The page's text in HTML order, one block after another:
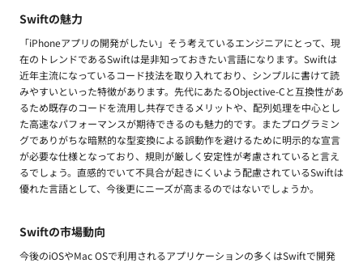
Swiftの魅力
「iPhoneアプリの開発がしたい」そう考えているエンジニアにとって、現
在のトレンドであるSwiftは是非知っておきたい言語になります。Swiftは
近年主流になっているコード技法を取り入れており、シンプルに書けて読
みやすいといった特徴があります。先代にあたるObjective-Cと互換性があ
るため既存のコードを流用し共存できるメリットや、配列処理を中心とし
た高速なパフォーマンスが期待できるのも魅力的です。またプログラミン
グでありがちな暗黙的な型変換による誤動作を避けるために明示的な宣言
が必要な仕様となっており、規則が厳しく安定性が考慮されていると言え
るでしょう。直感的でいて不具合が起きにくいよう配慮されているSwiftは
優れた言語として、今後更にニーズが高まるのではないでしょうか。
Swiftの市場動向
今後のiOSやMac OSで利用されるアプリケーションの多くはSwiftで開発